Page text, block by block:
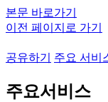
본문 바로가기
이전 페이지로 가기
공유하기 주요 서비
주요서비스